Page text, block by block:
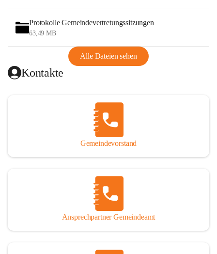
Protokolle Gemeindevertretungssitzungen
63,49 MB
Alle Dateien sehen
Kontakte
Gemeindevorstand
Ansprechpartner Gemeindeamt